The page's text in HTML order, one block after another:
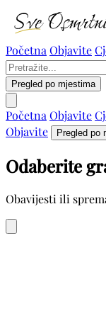
Početna Objavite
Pregled po mjestima
Početna Objavite
Objavite
Pregled po
Odaberite
Obavijesti ili